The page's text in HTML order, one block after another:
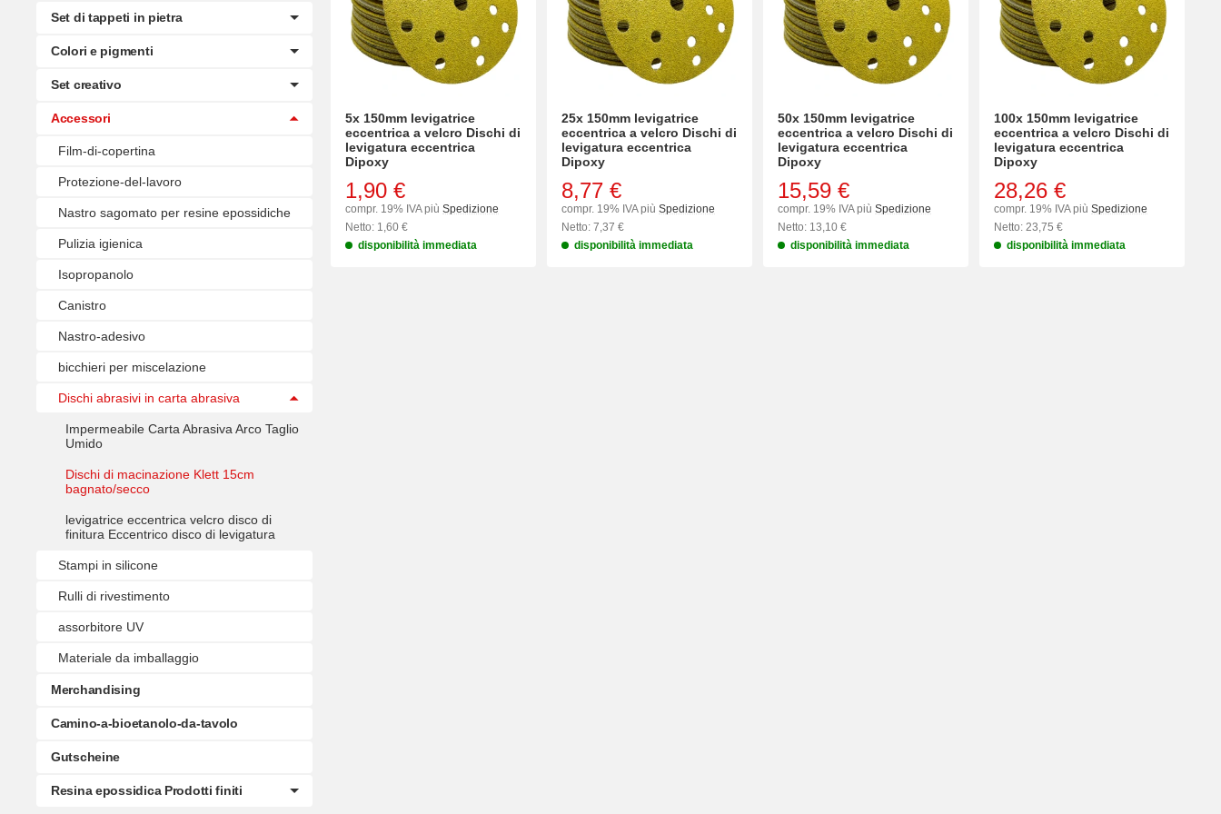
5x 150mm levigatrice
eccentrica a velcro Dischi di
levigatura eccentrica
Dipoxy
1,90 €
compr. 19% IVA più Spedizione
Netto: 1,60 €
disponibilità immediata
25x 150mm levigatrice
eccentrica a velcro Dischi di
levigatura eccentrica
Dipoxy
8,77 €
compr. 19% IVA più Spedizione
Netto: 7,37 €
disponibilità immediata
50x 150mm levigatrice
eccentrica a velcro Dischi di
levigatura eccentrica
Dipoxy
15,59 €
compr. 19% IVA più Spedizione
Netto: 13,10 €
disponibilità immediata
100x 150mm levigatrice
eccentrica a velcro Dischi di
levigatura eccentrica
Dipoxy
28,26 €
compr. 19% IVA più Spedizione
Netto: 23,75 €
disponibilità immediata
Set di tappeti in pietra
Colori e pigmenti
Set creativo
Accessori
Film-di-copertina
Protezione-del-lavoro
Nastro sagomato per resine epossidiche
Pulizia igienica
Isopropanolo
Canistro
Nastro-adesivo
bicchieri per miscelazione
Dischi abrasivi in carta abrasiva
Impermeabile Carta Abrasiva Arco Taglio
Umido
Dischi di macinazione Klett 15cm
bagnato/secco
levigatrice eccentrica velcro disco di
finitura Eccentrico disco di levigatura
Stampi in silicone
Rulli di rivestimento
assorbitore UV
Materiale da imballaggio
Merchandising
Camino-a-bioetanolo-da-tavolo
Gutscheine
Resina epossidica Prodotti finiti